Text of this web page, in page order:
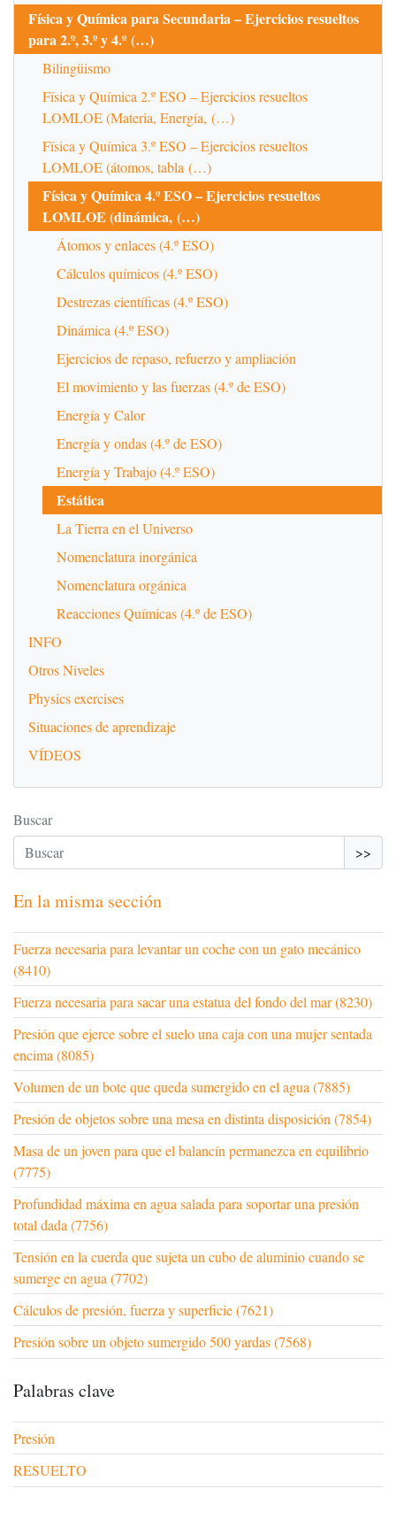
Física y Química para Secundaria – Ejercicios resueltos
para 2.º, 3.º y 4.º (…)
Bilingüismo
Física y Química 2.º ESO – Ejercicios resueltos
LOMLOE (Materia, Energía, (…)
Física y Química 3.º ESO – Ejercicios resueltos
LOMLOE (átomos, tabla (…)
Física y Química 4.º ESO – Ejercicios resueltos
LOMLOE (dinámica, (…)
Átomos y enlaces (4.º ESO)
Cálculos químicos (4.º ESO)
Destrezas científicas (4.º ESO)
Dinámica (4.º ESO)
Ejercicios de repaso, refuerzo y ampliación
El movimiento y las fuerzas (4.º de ESO)
Energía y Calor
Energía y ondas (4.º de ESO)
Energía y Trabajo (4.º ESO)
Estática
La Tierra en el Universo
Nomenclatura inorgánica
Nomenclatura orgánica
Reacciones Químicas (4.º de ESO)
INFO
Otros Niveles
Physics exercises
Situaciones de aprendizaje
VÍDEOS
Buscar
>>
En la misma sección
Fuerza necesaria para levantar un coche con un gato mecánico
(8410)
Fuerza necesaria para sacar una estatua del fondo del mar (8230)
Presión que ejerce sobre el suelo una caja con una mujer sentada
encima (8085)
Volumen de un bote que queda sumergido en el agua (7885)
Presión de objetos sobre una mesa en distinta disposición (7854)
Masa de un joven para que el balancín permanezca en equilibrio
(7775)
Profundidad máxima en agua salada para soportar una presión
total dada (7756)
Tensión en la cuerda que sujeta un cubo de aluminio cuando se
sumerge en agua (7702)
Cálculos de presión, fuerza y superficie (7621)
Presión sobre un objeto sumergido 500 yardas (7568)
Palabras clave
Presión
RESUELTO